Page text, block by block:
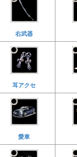
右武器
耳アクセ
愛車